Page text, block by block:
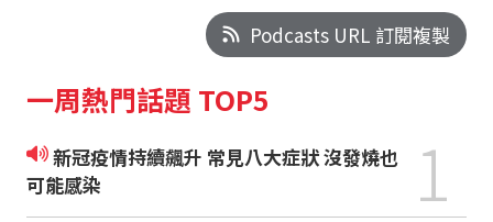
Podcasts URL 訂閱複製
一周熱門話題 TOP5
新冠疫情持續飆升 常見八大症狀 沒發燒也
可能感染
1